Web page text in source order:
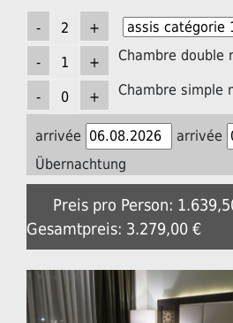
Chambre double
Chambre simple
arrivée arrivée
Übernachtung
Preis pro Person:
Gesamtpreis: 3.279,00 €